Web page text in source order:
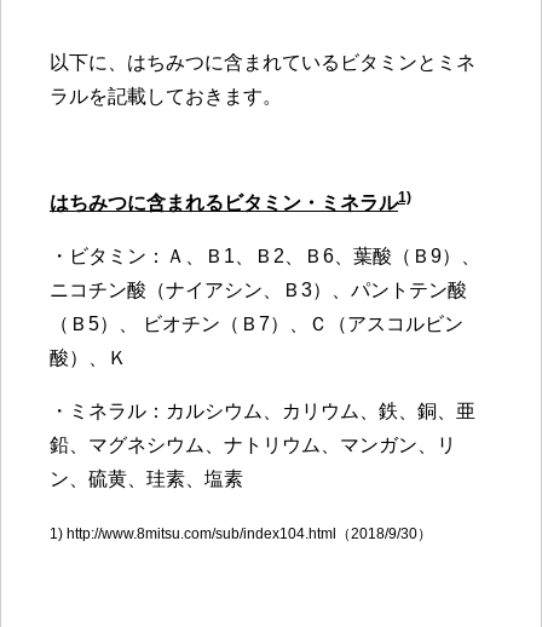
以下に、はちみつに含まれているビタミンとミネ
ラルを記載しておきます。
はちみつに含まれるビタミン・ミネラル1)
・ビタミン：Ａ、Ｂ1、Ｂ2、Ｂ6、葉酸（Ｂ9）、
ニコチン酸（ナイアシン、Ｂ3）、パントテン酸
（Ｂ5）、 ビオチン（Ｂ7）、Ｃ（アスコルビン
酸）、Ｋ
・ミネラル：カルシウム、カリウム、鉄、銅、亜
鉛、マグネシウム、ナトリウム、マンガン、リ
ン、硫黄、珪素、塩素
1) http://www.8mitsu.com/sub/index104.html（2018/9/30）